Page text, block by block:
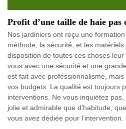
Profit d’une taille de haie pas
Nos jardiniers ont reçu une
méthode, la sécurité, et les
disposition de toutes ces choses leur
vous avec une sécurité et une
est fait avec professionnalisme,
vos budgets. La qualité est toujours
interventions. Ne vous inquiétez
jolie et admirable que d’habitude,
vous avez dédiée pour l’intervention.